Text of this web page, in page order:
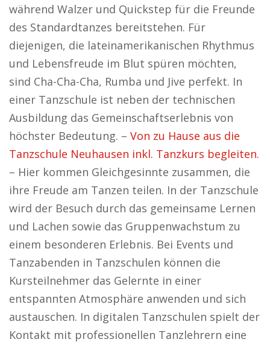
während Walzer und Quickstep für die Freunde
des Standardtanzes bereitstehen. Für
diejenigen, die lateinamerikanischen Rhythmus
und Lebensfreude im Blut spüren möchten,
sind Cha-Cha-Cha, Rumba und Jive perfekt. In
einer Tanzschule ist neben der technischen
Ausbildung das Gemeinschaftserlebnis von
höchster Bedeutung. – Von zu Hause aus die
Tanzschule Neuhausen inkl. Tanzkurs begleiten.
– Hier kommen Gleichgesinnte zusammen, die
ihre Freude am Tanzen teilen. In der Tanzschule
wird der Besuch durch das gemeinsame Lernen
und Lachen sowie das Gruppenwachstum zu
einem besonderen Erlebnis. Bei Events und
Tanzabenden in Tanzschulen können die
Kursteilnehmer das Gelernte in einer
entspannten Atmosphäre anwenden und sich
austauschen. In digitalen Tanzschulen spielt der
Kontakt mit professionellen Tanzlehrern eine